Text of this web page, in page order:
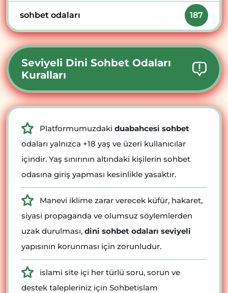
sohbet odaları 187
Seviyeli Dini Sohbet Odaları
Kuralları
Platformumuzdaki duabahcesi sohbet
odaları yalnızca +18 yaş ve üzeri kullanıcılar
içindir. Yaş sınırının altındaki kişilerin sohbet
odasına giriş yapması kesinlikle yasaktır.
Manevi iklime zarar verecek küfür, hakaret,
siyasi propaganda ve olumsuz söylemlerden
uzak durulması, dini sohbet odaları seviyeli
yapısının korunması için zorunludur.
islami site içi her türlü soru, sorun ve
destek talepleriniz için Sohbetislam